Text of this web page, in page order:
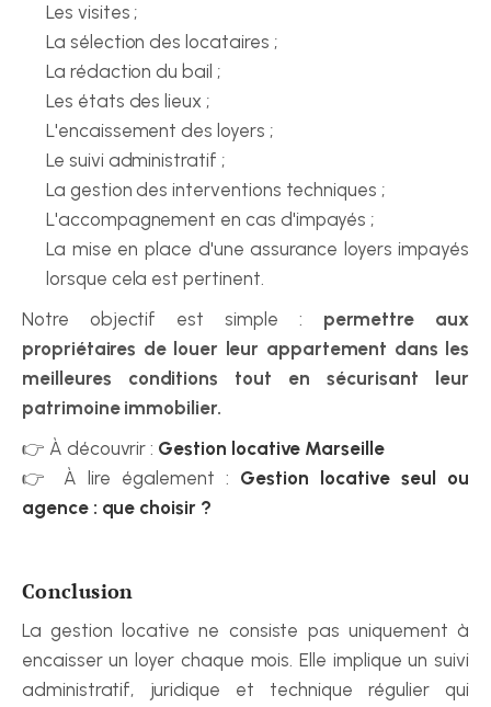
Les visites ;
La sélection des locataires ;
La rédaction du bail ;
Les états des lieux ;
L'encaissement des loyers ;
Le suivi administratif ;
La gestion des interventions techniques ;
L'accompagnement en cas d'impayés ;
La mise en place d'une assurance loyers impayés
lorsque cela est pertinent.
Notre objectif est simple : permettre aux
propriétaires de louer leur appartement dans les
meilleures conditions tout en sécurisant leur
patrimoine immobilier.
👉 À découvrir : Gestion locative Marseille
👉 À lire également : Gestion locative seul ou
agence : que choisir ?
Conclusion
La gestion locative ne consiste pas uniquement à
encaisser un loyer chaque mois. Elle implique un suivi
administratif, juridique et technique régulier qui